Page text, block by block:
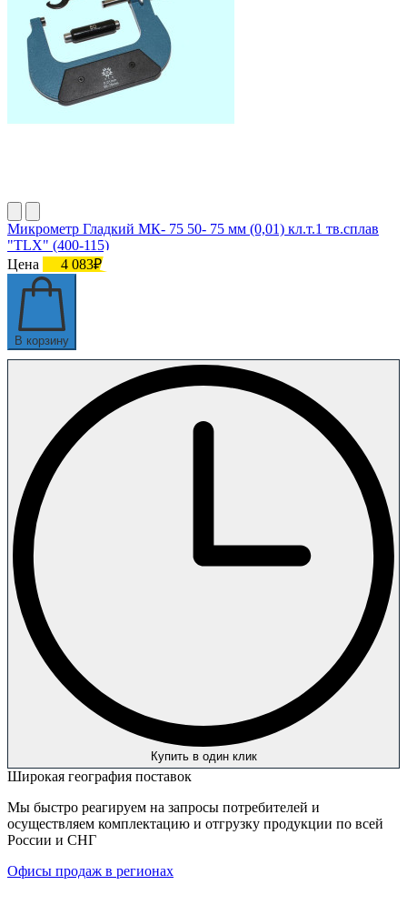
Микрометр Гладкий МК- 75 50- 75 мм (0,01) кл.т.1 тв.сплав
"TLX" (400-115)
Цена
4 083₽
В корзину
Купить в один клик
Широкая география поставок
Мы быстро реагируем на запросы потребителей и
осуществляем комплектацию и отгрузку продукции по всей
России и СНГ
Офисы продаж в регионах